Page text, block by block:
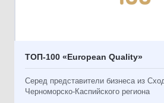
ТОП-100 «European Quality»
Серед представители бизнеса из
Черноморско-Каспийского региона